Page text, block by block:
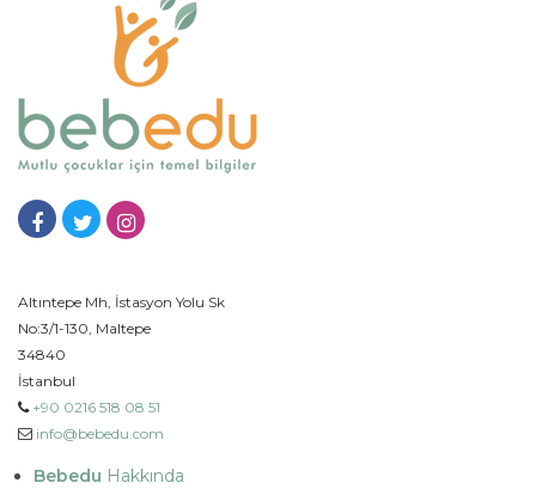
Altıntepe Mh, İstasyon Yolu Sk
No:3/1-130, Maltepe
34840
İstanbul
+90 0216 518 08 51
info@bebedu.com
Bebedu Hakkında